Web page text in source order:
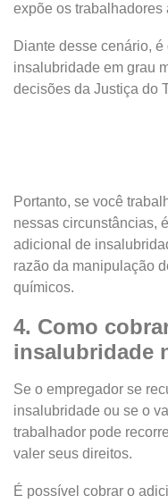
expõe os trabalhadores
Diante desse cenário,
insalubridade em grau
decisões da Justiça do
Portanto, se você
nessas circunstâncias,
adicional de
razão da manipulação
químicos.
4. Como
insalubridade
Se o empregador se
insalubridade ou se o
trabalhador pode
valer seus direitos.
É possível cobrar o